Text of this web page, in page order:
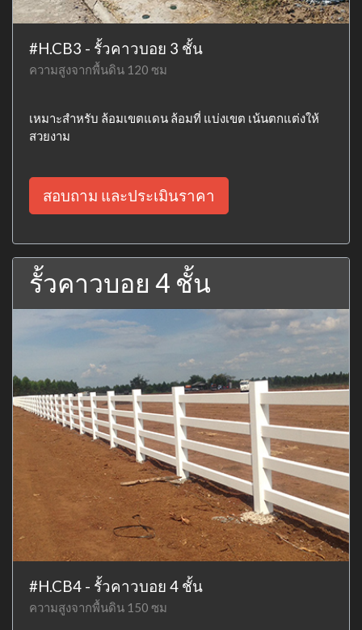
#H.CB3 - รั้วคาวบอย 3 ชั้น
ความสูงจากพื้นดิน 120 ซม
เหมาะสำหรับ ล้อมเขตแดน ล้อมที่ แบ่งเขต เน้นตกแต่งให้
สวยงาม
สอบถาม และประเมินราคา
รั้วคาวบอย 4 ชั้น
#H.CB4 - รั้วคาวบอย 4 ชั้น
ความสูงจากพื้นดิน 150 ซม